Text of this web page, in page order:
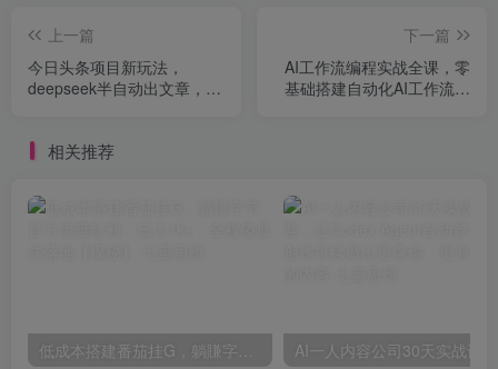
上一篇
今日头条项目新玩法，
deepseek半自动出文章，五
下一篇
AI工作流编程实战全课，零
基础搭建自动化AI工作流，
相关推荐